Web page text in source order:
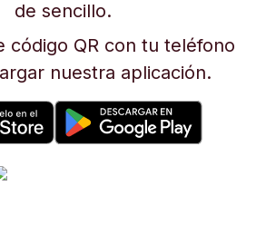
de sencillo.
código QR con tu teléfono
nuestra aplicación.